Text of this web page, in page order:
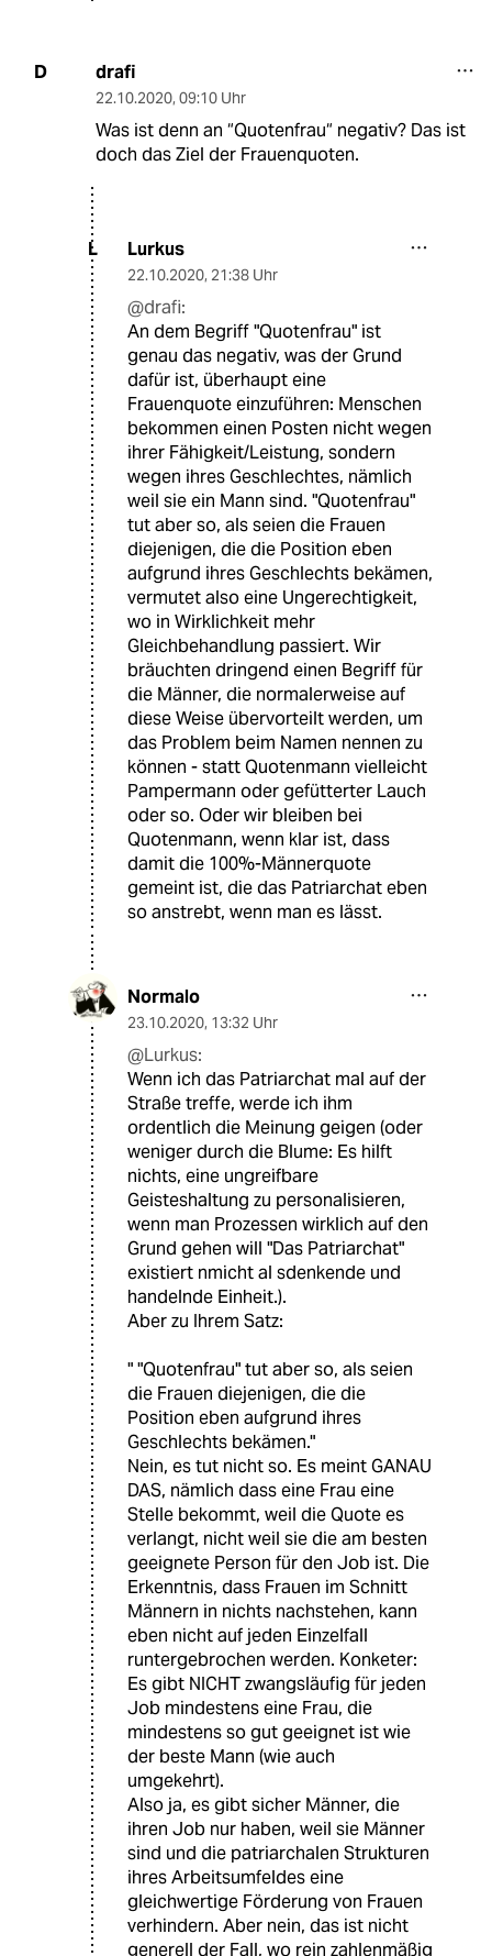
D drafi
22.10.2020, 09:10 Uhr
Was ist denn an “Quotenfrau“ negativ? Das ist
doch das Ziel der Frauenquoten.
L Lurkus
22.10.2020, 21:38 Uhr
@drafi:
An dem Begriff "Quotenfrau" ist
genau das negativ, was der Grund
dafür ist, überhaupt eine
Frauenquote einzuführen: Menschen
bekommen einen Posten nicht wegen
ihrer Fähigkeit/Leistung, sondern
wegen ihres Geschlechtes, nämlich
weil sie ein Mann sind. "Quotenfrau"
tut aber so, als seien die Frauen
diejenigen, die die Position eben
aufgrund ihres Geschlechts bekämen,
vermutet also eine Ungerechtigkeit,
wo in Wirklichkeit mehr
Gleichbehandlung passiert. Wir
bräuchten dringend einen Begriff für
die Männer, die normalerweise auf
diese Weise übervorteilt werden, um
das Problem beim Namen nennen zu
können - statt Quotenmann vielleicht
Pampermann oder gefütterter Lauch
oder so. Oder wir bleiben bei
Quotenmann, wenn klar ist, dass
damit die 100%-Männerquote
gemeint ist, die das Patriarchat eben
so anstrebt, wenn man es lässt.
Normalo
23.10.2020, 13:32 Uhr
@Lurkus:
Wenn ich das Patriarchat mal auf der
Straße treffe, werde ich ihm
ordentlich die Meinung geigen (oder
weniger durch die Blume: Es hilft
nichts, eine ungreifbare
Geisteshaltung zu personalisieren,
wenn man Prozessen wirklich auf den
Grund gehen will "Das Patriarchat"
existiert nmicht al sdenkende und
handelnde Einheit.).
Aber zu Ihrem Satz:
" "Quotenfrau" tut aber so, als seien
die Frauen diejenigen, die die
Position eben aufgrund ihres
Geschlechts bekämen."
Nein, es tut nicht so. Es meint GANAU
DAS, nämlich dass eine Frau eine
Stelle bekommt, weil die Quote es
verlangt, nicht weil sie die am besten
geeignete Person für den Job ist. Die
Erkenntnis, dass Frauen im Schnitt
Männern in nichts nachstehen, kann
eben nicht auf jeden Einzelfall
runtergebrochen werden. Konketer:
Es gibt NICHT zwangsläufig für jeden
Job mindestens eine Frau, die
mindestens so gut geeignet ist wie
der beste Mann (wie auch
umgekehrt).
Also ja, es gibt sicher Männer, die
ihren Job nur haben, weil sie Männer
sind und die patriarchalen Strukturen
ihres Arbeitsumfeldes eine
gleichwertige Förderung von Frauen
verhindern. Aber nein, das ist nicht
generell der Fall, wo rein zahlenmäßig